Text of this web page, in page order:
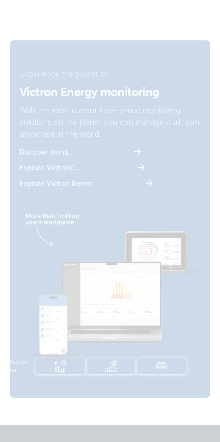
Experience the power of
Victron Energy monitoring
With the most current free-to-use monitoring
solutions on the planet you can manage it all from
anywhere in the world.
Discover monitoring
Explore VictronConnect
Explore Victron Remote Monitoring
More than 1 million
users worldwide
Works
with